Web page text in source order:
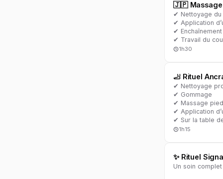
🇯🇵 Massage
✔ Nettoyage du
✔ Application
✔
✔ Travail du
1h30
🦶 Rituel
✔ Nettoyage
✔ Gommage
✔ Massage
✔ Application
✔ Sur la table
1h15
✨ Rituel
Un soin